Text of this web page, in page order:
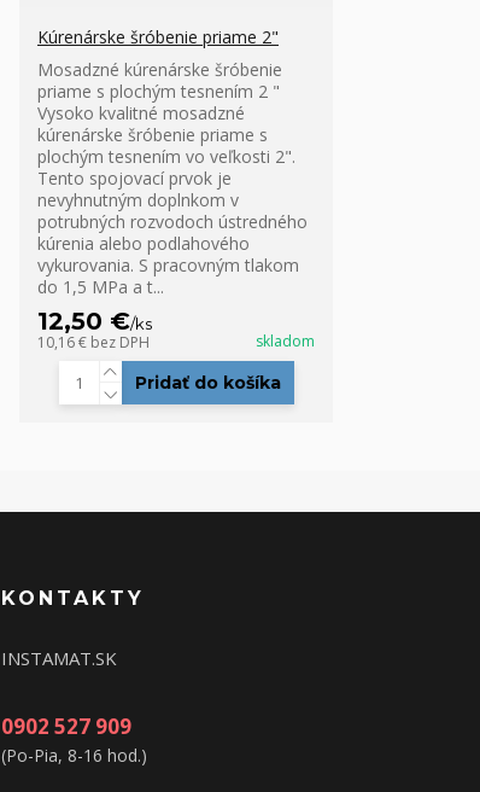
Kúrenárske šróbenie priame 2"
Mosadzné kúrenárske šróbenie
priame s plochým tesnením 2 "
Vysoko kvalitné mosadzné
kúrenárske šróbenie priame s
plochým tesnením vo veľkosti 2".
Tento spojovací prvok je
nevyhnutným doplnkom v
potrubných rozvodoch ústredného
kúrenia alebo podlahového
vykurovania. S pracovným tlakom
do 1,5 MPa a t...
12,50 €/ks
10,16 € bez DPH skladom
Pridať do košíka
KONTAKTY
INSTAMAT.SK
0902 527 909
(Po-Pia, 8-16 hod.)